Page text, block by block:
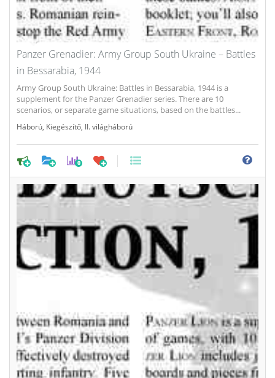
Panzer Grenadier: Army Group South Ukraine – Battles
in Bessarabia, 1944
Army Group South Ukraine: Battles in Bessarabia, 1944 is a
supplement for the Panzer Grenadier series. There are 10
scenarios, or separate game situations, based on the battles...
Háború Kiegészítő II. világháború
0